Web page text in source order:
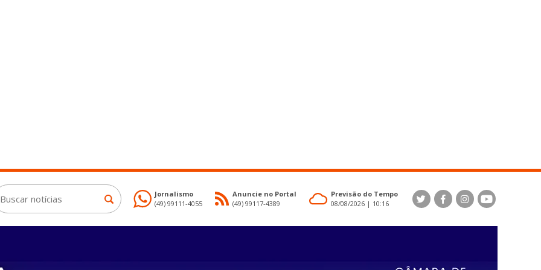
Jornalismo
(49) 99111-4055
Anuncie no Portal
(49) 99117-4389
Previsão do Tempo
08/08/2026 | 10:16